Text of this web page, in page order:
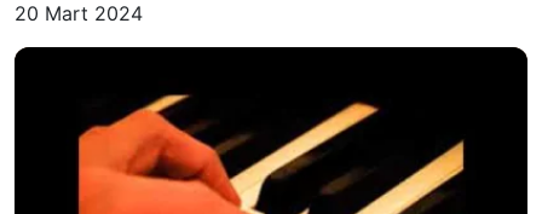
20 Mart 2024